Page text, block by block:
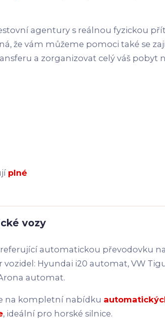
agentury s reálnou fyzickou
že vám můžeme pomoci také se
a zorganizovat celý váš pobyt
plné
vozy
automatickou převodovku
vozidel: Hyundai i20 automat, VW
automat.
na kompletní nabídku
, ideální pro horské silnice.